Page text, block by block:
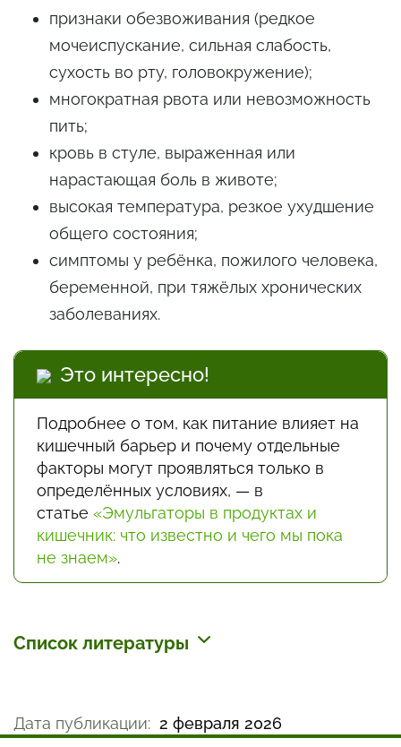
признаки обезвоживания (редкое
мочеиспускание, сильная слабость,
сухость во рту, головокружение);
многократная рвота или невозможность
пить;
кровь в стуле, выраженная или
нарастающая боль в животе;
высокая температура, резкое ухудшение
общего состояния;
симптомы у ребёнка, пожилого человека,
беременной, при тяжёлых хронических
заболеваниях.
Это интересно!
Подробнее о том, как питание влияет на
кишечный барьер и почему отдельные
факторы могут проявляться только в
определённых условиях, — в
статье «Эмульгаторы в продуктах и
кишечник: что известно и чего мы пока
не знаем».
Список литературы
health related to the presence of plant
Дата публикации: 2 февраля 2026